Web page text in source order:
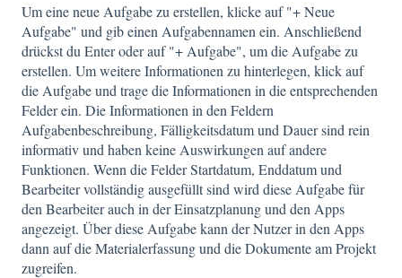
Um eine neue Aufgabe zu erstellen, klicke auf "+ Neue
Aufgabe" und gib einen Aufgabennamen ein. Anschließend
drückst du Enter oder auf "+ Aufgabe", um die Aufgabe zu
erstellen. Um weitere Informationen zu hinterlegen, klick auf
die Aufgabe und trage die Informationen in die entsprechenden
Felder ein. Die Informationen in den Feldern
Aufgabenbeschreibung, Fälligkeitsdatum und Dauer sind rein
informativ und haben keine Auswirkungen auf andere
Funktionen. Wenn die Felder Startdatum, Enddatum und
Bearbeiter vollständig ausgefüllt sind wird diese Aufgabe für
den Bearbeiter auch in der Einsatzplanung und den Apps
angezeigt. Über diese Aufgabe kann der Nutzer in den Apps
dann auf die Materialerfassung und die Dokumente am Projekt
zugreifen.